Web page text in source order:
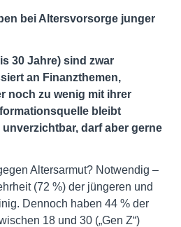
bei Altersvorsorge junger
30 Jahre) sind zwar
an Finanzthemen,
noch zu wenig mit ihrer
bleibt
darf aber gerne
Altersarmut? Notwendig –
(72 %) der jüngeren und
Dennoch haben 44 % der
18 und 30 („Gen Z“)